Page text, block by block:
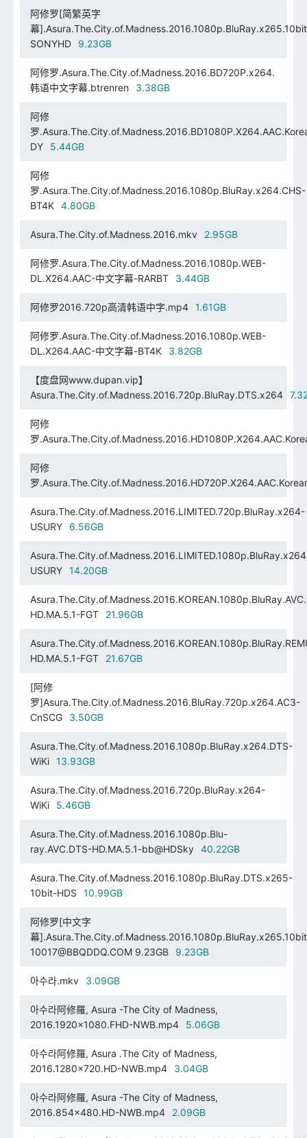
阿修罗[简繁英字
幕
SONYHD
9.23GB
阿修罗.Asura.The.City.of.Madness.2016.BD720P.x264.
韩语中文字幕.btrenren
3.38GB
阿修
罗
DY
5.44GB
阿修
罗.Asura.The.City.of.Madness.2016.1080p.BluRay.x264.CHS-
BT4K
4.80GB
Asura.The.City.of.Madness.2016.mkv 2.95GB
阿修罗.Asura.The.City.of.Madness.2016.1080p.WEB-
DL.X264.AAC-中文字幕-RARBT
3.44GB
阿修罗2016.720p高清韩语中字.mp4 1.61GB
阿修罗.Asura.The.City.of.Madness.2016.1080p.WEB-
DL.X264.AAC-中文字幕-BT4K
3.82GB
【度盘网www.dupan.vip】
Asura.The.City.of.Madness.2016.720p.BluRay.DTS.x264
阿修
罗
阿修
罗
Asura.The.City.of.Madness.2016.LIMITED.720p.BluRay.x264-
USURY
6.56GB
USURY
14.20GB
HD.MA.5.1-FGT
21.96GB
HD.MA.5.1-FGT
21.67GB
[阿修
罗]Asura.The.City.of.Madness.2016.BluRay.720p.x264.AC3-
CnSCG
3.50GB
Asura.The.City.of.Madness.2016.1080p.BluRay.x264.DTS-
WiKi
13.93GB
Asura.The.City.of.Madness.2016.720p.BluRay.x264-
WiKi
5.46GB
Asura.The.City.of.Madness.2016.1080p.Blu-
ray.AVC.DTS-HD.MA.5.1-bb@HDSky
40.22GB
Asura.The.City.of.Madness.2016.1080p.BluRay.DTS.x265-
10bit-HDS
10.99GB
阿修罗[中文字
幕
10017@BBQDDQ.COM 9.23GB
9.23GB
아수라.mkv 3.09GB
아수라阿修羅, Asura -The City of Madness,
2016.1920x1080.FHD-NWB.mp4
5.06GB
아수라阿修羅, Asura .The City of Madness,
2016.1280x720.HD-NWB.mp4
3.04GB
아수라阿修羅, Asura -The City of Madness,
2016.854x480.HD-NWB.mp4
2.09GB